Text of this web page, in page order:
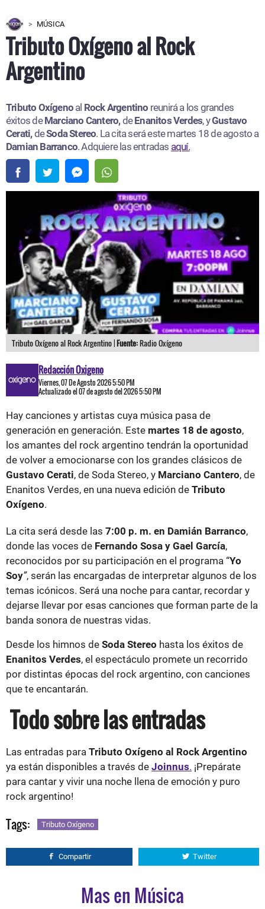
MÚSICA
Tributo Oxígeno al Rock
Argentino
Tributo Oxígeno al Rock Argentino reunirá a los grandes
éxitos deMarciano Cantero,deEnanitos Verdes, yGustavo
Cerati,deSoda Stereo. La cita será este martes 18 de agosto a
Damian Barranco. Adquiere las entradas aquí.
Tributo Oxígeno al Rock Argentino |Fuente:Radio Oxígeno
Redacción Oxigeno
Viernes, 07 De Agosto 2026 5:50 PM
Actualizado el 07 de agosto del 2026 5:50 PM
Hay canciones y artistas cuya música pasa de
generación en generación. Este martes 18 de agosto,
los amantes del rock argentino tendrán la oportunidad
de volver a emocionarse con los grandes clásicos de
Gustavo Cerati, de Soda Stereo, y Marciano Cantero, de
Enanitos Verdes, en una nueva edición de Tributo
Oxígeno.
La cita será desde las 7:00 p. m. en Damián Barranco,
donde las voces de Fernando Sosa y Gael García,
reconocidos por su participación en el programa “Yo
Soy”, serán las encargadas de interpretar algunos de los
temas icónicos. Será una noche para cantar, recordar y
dejarse llevar por esas canciones que forman parte de la
banda sonora de nuestras vidas.
Desde los himnos de Soda Stereo hasta los éxitos de
Enanitos Verdes, el espectáculo promete un recorrido
por distintas épocas del rock argentino, con canciones
que te encantarán.
Todo sobre las entradas
Las entradas para Tributo Oxígeno al Rock Argentino
ya están disponibles a través de Joinnus. ¡Prepárate
para cantar y vivir una noche llena de emoción y puro
rock argentino!
Tags: Tributo Oxígeno
Compartir Twitter
Mas en Música